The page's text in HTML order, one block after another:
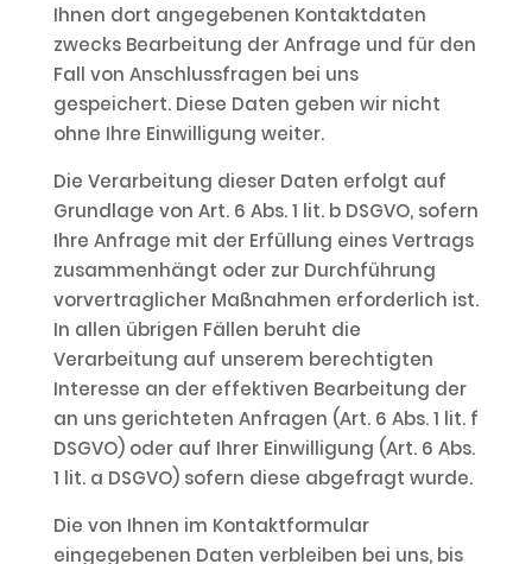
Ihnen dort angegebenen Kontaktdaten
zwecks Bearbeitung der Anfrage und für den
Fall von Anschlussfragen bei uns
gespeichert. Diese Daten geben wir nicht
ohne Ihre Einwilligung weiter.
Die Verarbeitung dieser Daten erfolgt auf
Grundlage von Art. 6 Abs. 1 lit. b DSGVO, sofern
Ihre Anfrage mit der Erfüllung eines Vertrags
zusammenhängt oder zur Durchführung
vorvertraglicher Maßnahmen erforderlich ist.
In allen übrigen Fällen beruht die
Verarbeitung auf unserem berechtigten
Interesse an der effektiven Bearbeitung der
an uns gerichteten Anfragen (Art. 6 Abs. 1 lit. f
DSGVO) oder auf Ihrer Einwilligung (Art. 6 Abs.
1 lit. a DSGVO) sofern diese abgefragt wurde.
Die von Ihnen im Kontaktformular
eingegebenen Daten verbleiben bei uns, bis